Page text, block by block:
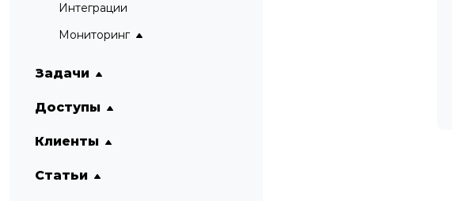
Интеграции
Мониторинг
Задачи
Доступы
Клиенты
Статьи